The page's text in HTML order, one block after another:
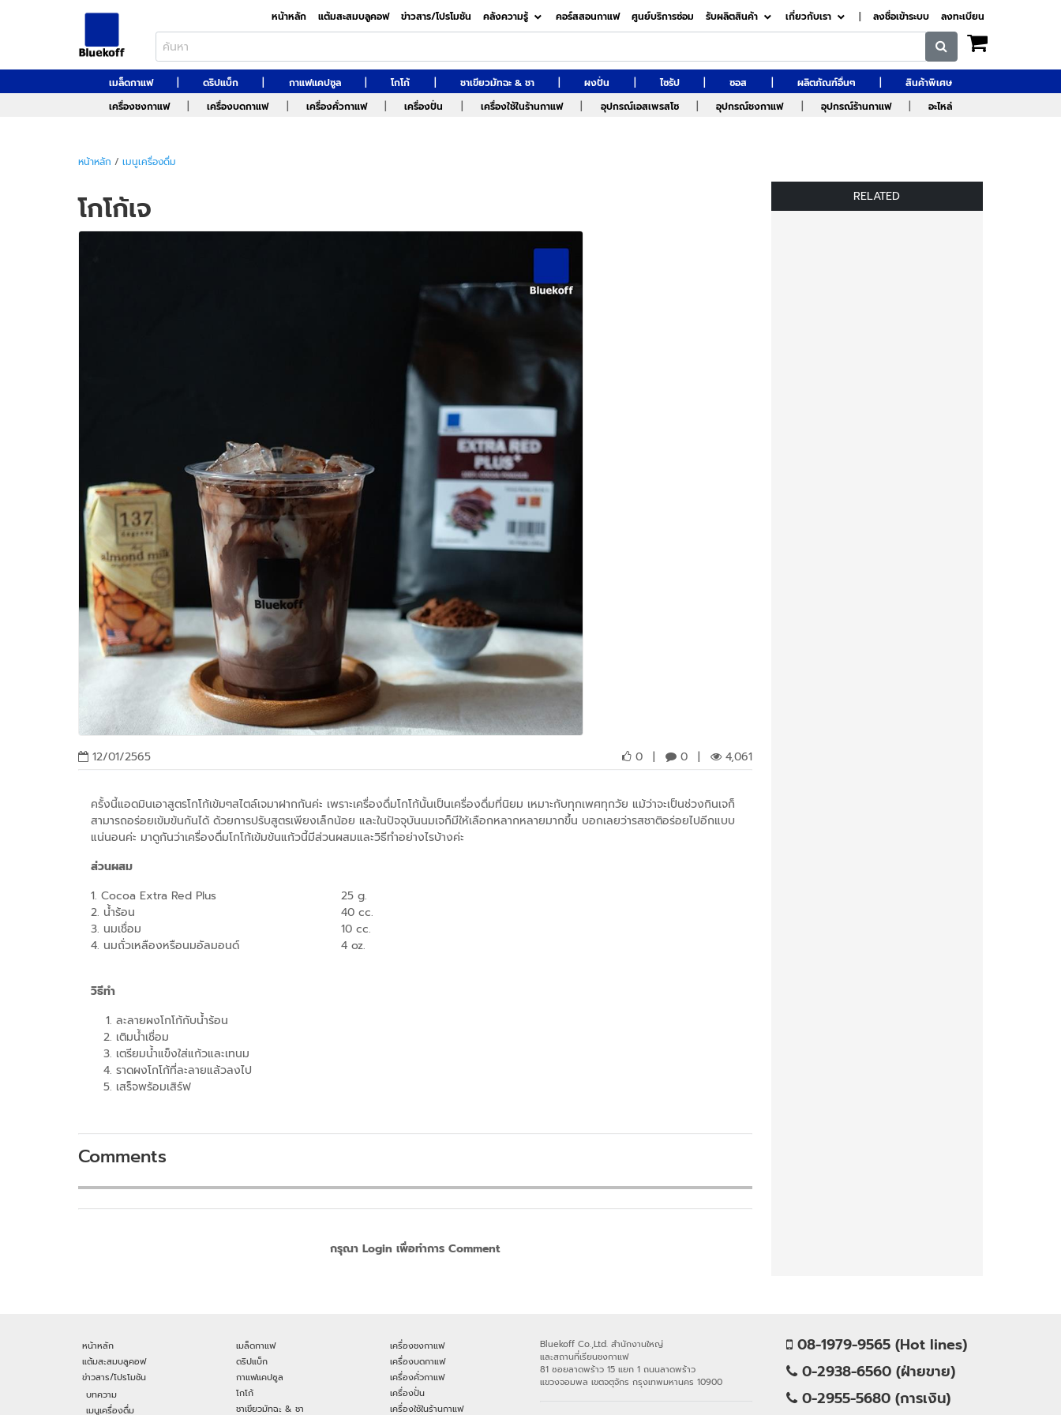
หน้าหลัก แต้มสะสมบลูคอฟ ข่าวสาร/โปรโมชัน คลังความรู้ คอร์สสอนกาแฟ ศูนย์บริการซ่อม รับผลิตสินค้า เกี่ยวกับเรา | ลงชื่อเข้าระบบ ลงทะเบียน
เมล็ดกาแฟ | ดริปแบ็ก | กาแฟแคปซูล | โกโก้ | ชาเขียวมัทฉะ & ชา | ผงปั่น | ไซรัป | ซอส | ผลิตภัณฑ์อื่นๆ |
สินค้าพิเศษ
เครื่องชงกาแฟ
| เครื่องบดกาแฟ | เครื่องคั่วกาแฟ | เครื่องปั่น | เครื่องใช้ในร้านกาแฟ | อุปกรณ์เอสเพรสโซ | อุปกรณ์ชงกาแฟ | อุปกรณ์ร้านกาแฟ | อะไหล่
หน้าหลัก / เมนูเครื่องดื่ม
โกโก้เจ
12/01/2565 0 | 0 | 4,061
ครั้งนี้แอดมินเอาสูตรโกโก้เข้มๆสไตล์เจมาฝากกันค่ะ เพราะเครื่องดื่มโกโก้นั้นเป็นเครื่องดื่มที่นิยม เหมาะกับทุกเพศทุกวัย แม้ว่าจะเป็นช่วงกินเจก็
สามารถอร่อยเข้มข้นกันได้ ด้วยการปรับสูตรเพียงเล็กน้อย และในปัจจุบันนมเจก็มีให้เลือกหลากหลายมากขึ้น บอกเลยว่ารสชาติอร่อยไปอีกแบบ
แน่นอนค่ะ มาดูกันว่าเครื่องดื่มโกโก้เข้มข้นแก้วนี้มีส่วนผสมและวิธีทำอย่างไรบ้างค่ะ
ส่วนผสม
1. Cocoa Extra Red Plus
25 g.
2. น้ำร้อน
40 cc.
3. นมเชื่อม
10 cc.
4. นมถั่วเหลืองหรือนมอัลมอนด์
4 oz.
วิธีทำ
ละลายผงโกโก้กับน้ำร้อน
เติมน้ำเชื่อม
เตรียมน้ำแข็งใส่แก้วและเทนม
ราดผงโกโก้ที่ละลายแล้วลงไป
เสร็จพร้อมเสิร์ฟ
Comments
กรุณา Login เพื่อทำการ Comment
RELATED
หน้าหลัก
แต้มสะสมบลูคอฟ
ข่าวสาร/โปรโมชัน
บทความ
เมนูเครื่องดื่ม
เมล็ดกาแฟ
ดริปแบ็ก
กาแฟแคปซูล
โกโก้
ชาเขียวมัทฉะ & ชา
เครื่องชงกาแฟ
เครื่องบดกาแฟ
เครื่องคั่วกาแฟ
เครื่องปั่น
เครื่องใช้ในร้านกาแฟ
Bluekoff Co.,Ltd. สำนักงานใหญ่
และสถานที่เรียนชงกาแฟ
81 ซอยลาดพร้าว 15 แยก 1 ถนนลาดพร้าว
แขวงจอมพล เขตจตุจักร กรุงเทพมหานคร 10900
08-1979-9565 (Hot lines)
0-2938-6560 (ฝ่ายขาย)
0-2955-5680 (การเงิน)